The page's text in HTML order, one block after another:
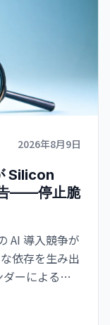
2026年8月9日
Silicon
——停止脆
AI 導入競争が
依存を生み出
ーによる価
と指摘し